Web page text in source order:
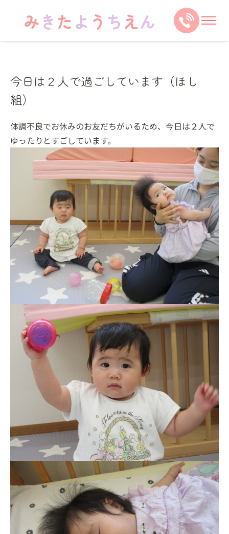
今日は２人で過ごしています（ほし
組）
体調不良でお休みのお友だちがいるため、今日は２人で
ゆったりとすごしています。